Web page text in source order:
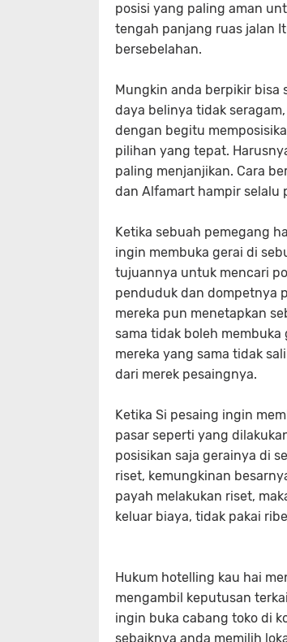
posisi yang paling aman
tengah panjang ruas jalan
bersebelahan.
Mungkin anda berpikir bisa
daya belinya tidak
dengan begitu
pilihan yang tepat.
paling menjanjikan. Cara
dan Alfamart hampir selalu
Ketika sebuah pemegang
ingin membuka gerai di
tujuannya untuk mencari
penduduk dan dompetnya
mereka pun menetapkan
sama tidak boleh
mereka yang sama tidak
dari merek pesaingnya.
Ketika Si pesaing ingin
pasar seperti yang
posisikan saja gerainya di
riset, kemungkinan
payah melakukan riset,
keluar biaya, tidak pakai
Hukum hotelling kau hai
mengambil keputusan
ingin buka cabang toko di
sebaiknya anda memilih